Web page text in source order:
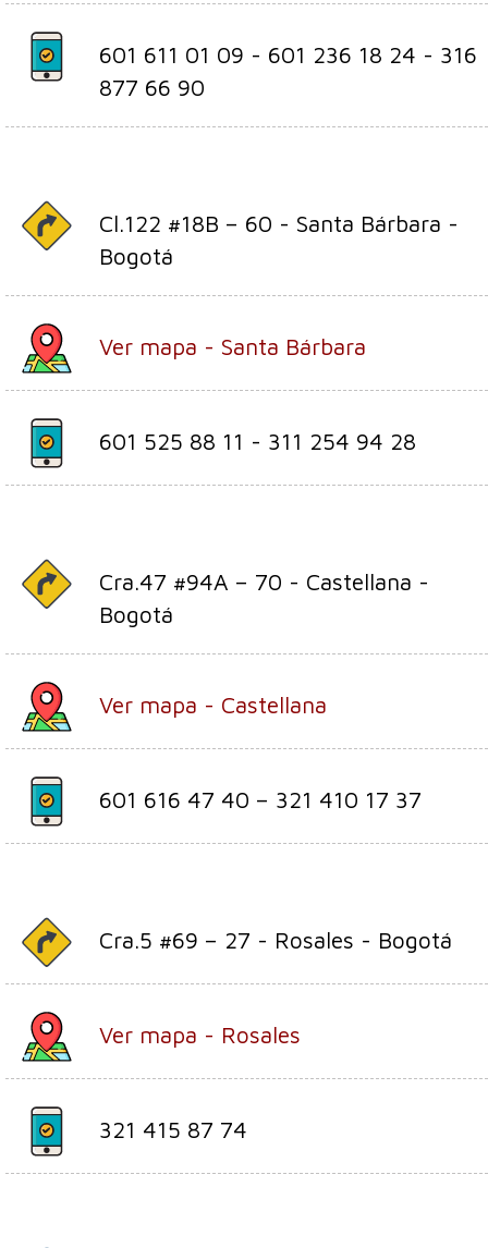
601 611 01 09 - 601 236 18 24 - 316
877 66 90
Cl.122 #18B – 60 - Santa Bárbara -
Bogotá
Ver mapa - Santa Bárbara
601 525 88 11 - 311 254 94 28
Cra.47 #94A – 70 - Castellana -
Bogotá
Ver mapa - Castellana
601 616 47 40 – 321 410 17 37
Cra.5 #69 – 27 - Rosales - Bogotá
Ver mapa - Rosales
321 415 87 74